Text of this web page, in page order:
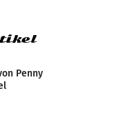
Penny